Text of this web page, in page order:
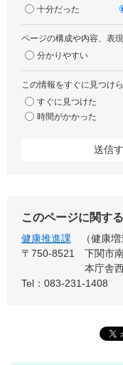
十分だった
ページの構成や内容、表
分かりやすい
この情報をすぐに見つけ
すぐに見つけた
時間がかかった
このページに関す
健康推進課
健康増
〒750-8521
下関市
本庁舎
Tel：083-231-1408